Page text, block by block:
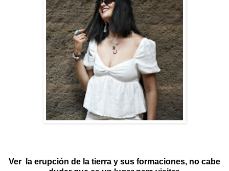
Ver la erupción de la tierra y sus formaciones, no cabe